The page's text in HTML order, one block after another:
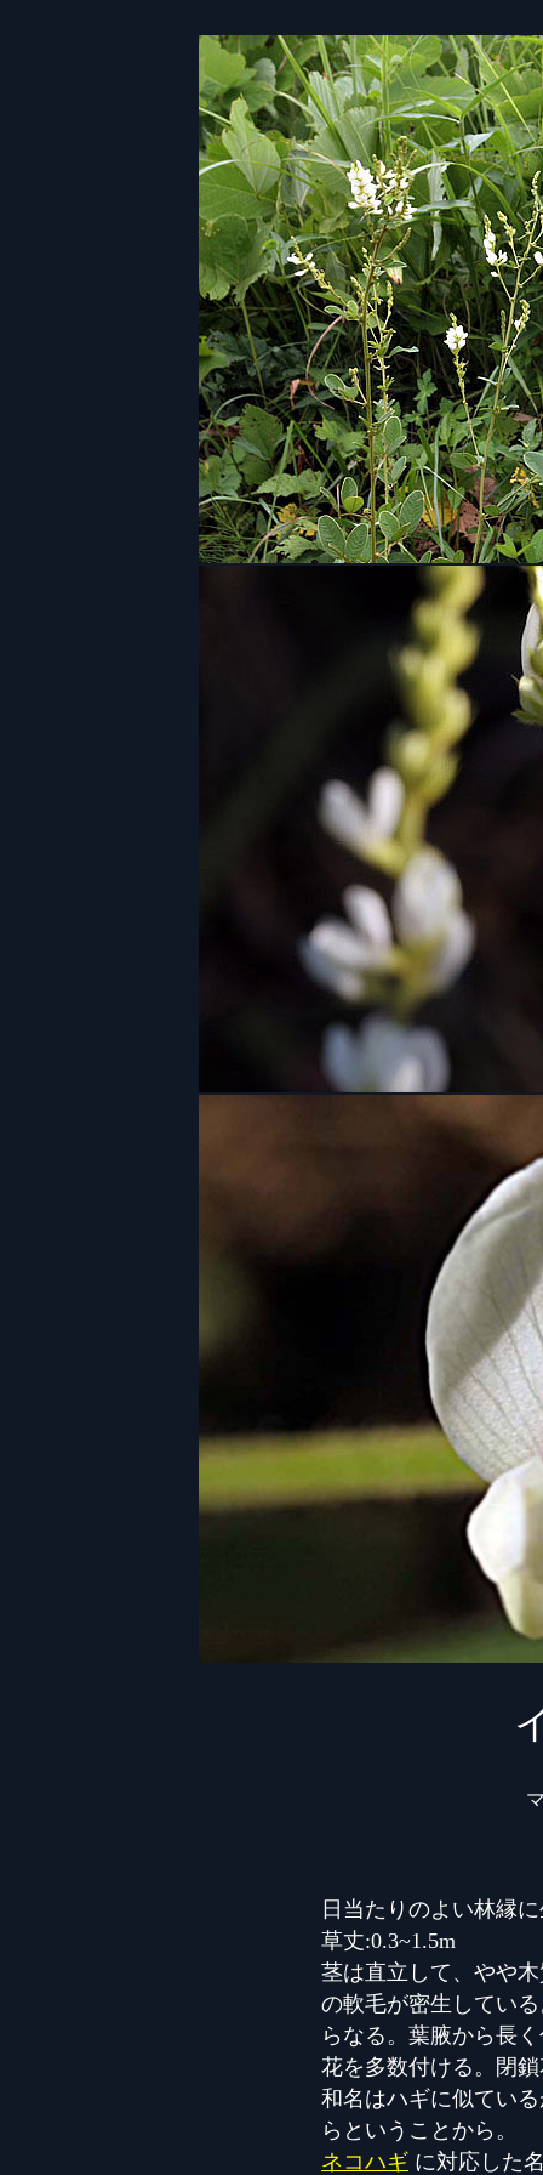
日当たりのよい林縁
草丈:0.3~1.5m
茎は直立して、やや
の軟毛が密生してい
らなる。葉腋から長
花を多数付ける。閉
和名はハギに似てい
らということから。
ネコハギ に対応した